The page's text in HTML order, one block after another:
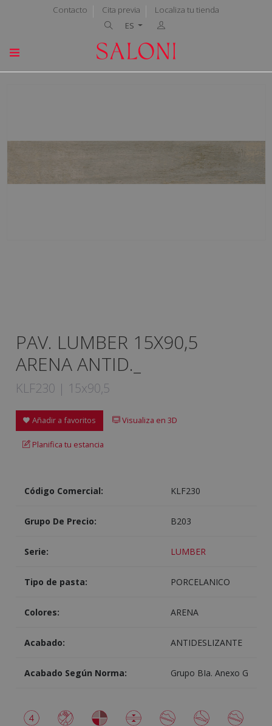
Contacto Cita previa
Localiza tu tienda
ES
PAV. LUMBER 15X90,5
ARENA ANTID._
KLF230 | 15x90,5
Añadir a favoritos Visualiza en 3D
Planifica tu estancia
Código Comercial: KLF230
Grupo De Precio: B203
Serie: LUMBER
Tipo de pasta: PORCELANICO
Colores: ARENA
Acabado: ANTIDESLIZANTE
Acabado Según Norma: Grupo BIa. Anexo G